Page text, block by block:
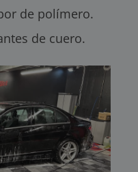
de polímero.
de cuero.